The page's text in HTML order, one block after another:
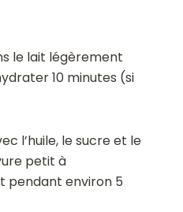
le lait légèrement
10 minutes (si
l’huile, le sucre et le
petit à
pendant environ 5